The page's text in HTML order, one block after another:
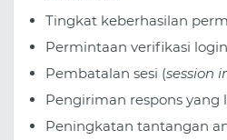
Tingkat keberhasilan
Permintaan verifikasi login
Pembatalan sesi (session
Pengiriman respons yang
Peningkatan tantangan